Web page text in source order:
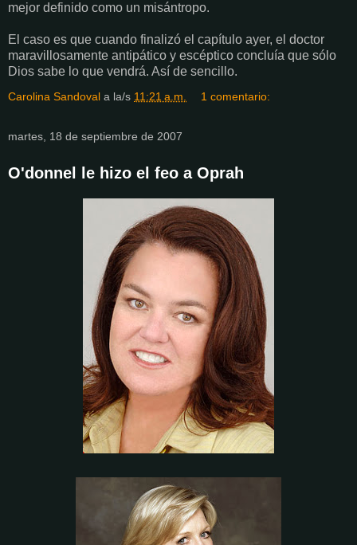
mejor definido como un misántropo.
El caso es que cuando finalizó el capítulo ayer, el doctor
maravillosamente antipático y escéptico concluía que sólo
Dios sabe lo que vendrá. Así de sencillo.
Carolina Sandoval a la/s 11:21 a.m. 1 comentario:
martes, 18 de septiembre de 2007
O'donnel le hizo el feo a Oprah